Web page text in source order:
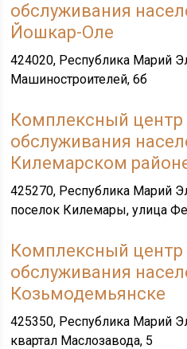
обслуживания
Йошкар-Оле
424020, Республика Марий
Машиностроителей, 6б
Комплексный центр
обслуживания
Килемарском
425270, Республика Марий
поселок Килемары, улица
Комплексный центр
обслуживания
Козьмодемьянске
425350, Республика Марий
квартал Маслозавода, 5